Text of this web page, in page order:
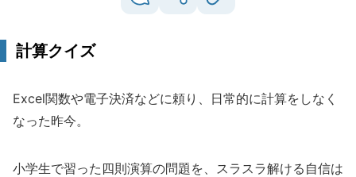
計算クイズ
Excel関数や電子決済などに頼り、日常的に計算をしなく
なった昨今。
小学生で習った四則演算の問題を、スラスラ解ける自信は